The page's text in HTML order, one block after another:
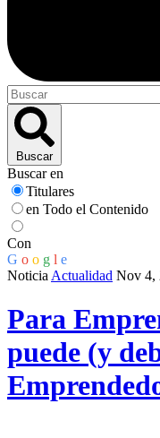
Buscar
Buscar en
Titulares
en Todo el Contenido
Con
G o o g l e
Noticia Actualidad Nov 4,
Para
puede (y